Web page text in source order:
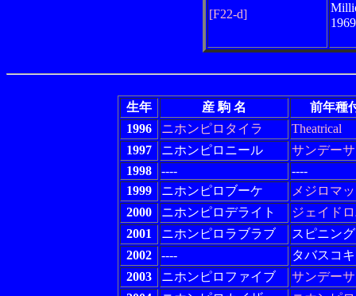
[F22-d]
生年 産 駒 名
前年種
1996
ニホンピロタイラ
Theatrical
1997
ニホンピロニール
サンデー
1998
----
----
1999
ニホンピロブーケ
メジロマ
2000
ニホンピロデライト
ジェイド
2001
ニホンピロラブラブ
スピニン
2002
----
タバスコ
2003
ニホンピロファイブ
サンデー